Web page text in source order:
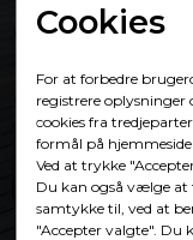
Cookies
For at forbedre
registrere oplysninger
cookies fra
formål på
Ved at trykke
Du kan også vælge at
samtykke til, ved at
"Accepter valgte". Du